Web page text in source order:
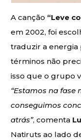
A canção “Leve
em 2002, foi
traduzir a energia
términos não
isso que o grupo
“Estamos na fase
conseguimos
atrás”, comenta
Natiruts ao lado